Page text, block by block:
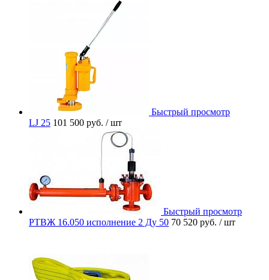
Быстрый просмотр
LJ 25 101 500 руб. / шт
Быстрый просмотр
РТВЖ 16.050 исполнение 2 Ду 50 70 520 руб. / шт